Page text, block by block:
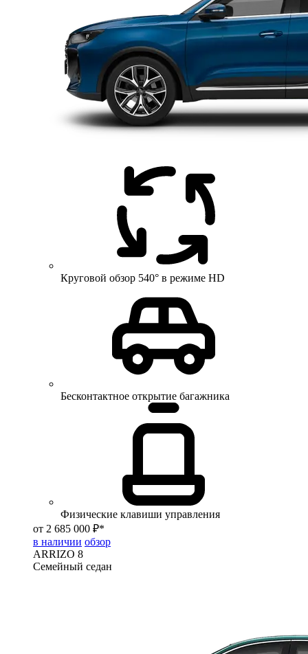
Круговой обзор 540° в режиме HD
Бесконтактное открытие багажника
Физические клавиши управления
от 2 685 000 ₽*
в наличии обзор
ARRIZO 8
Семейный седан